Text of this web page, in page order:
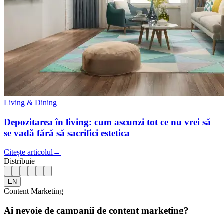
Living & Dining
Depozitarea în living: cum ascunzi tot ce nu vrei să
se vadă fără să sacrifici estetica
Citește articolul →
Distribuie
EN
Content Marketing
Ai nevoie de campanii de content marketing?